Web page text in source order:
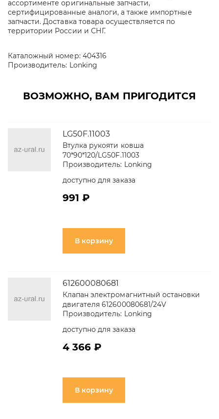
ассортименте оригинальные запчасти,
сертифицированные аналоги, а также импортные
запчасти. Доставка товара осуществляется по
территории России и СНГ.
Каталожный номер: 404316
Производитель: Lonking
ВОЗМОЖНО, ВАМ ПРИГОДИТСЯ
LG50F.11003
Втулка рукояти ковша
70*90*120/LG50F.11003
Производитель: Lonking
доступно для заказа
991 ₽
В корзину
612600080681
Клапан электромагнитный остановки
двигателя 612600080681/24V
Производитель: Lonking
доступно для заказа
4 366 ₽
В корзину